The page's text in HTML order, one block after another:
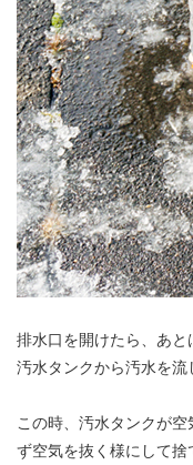
排水口を開けたら、あ
汚水タンクから汚水を流
この時、汚水タンクが
ず空気を抜く様にして